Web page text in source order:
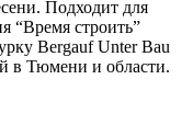
Подходит для
“Время строить”
Bergauf Unter Bau
в Тюмени и области.